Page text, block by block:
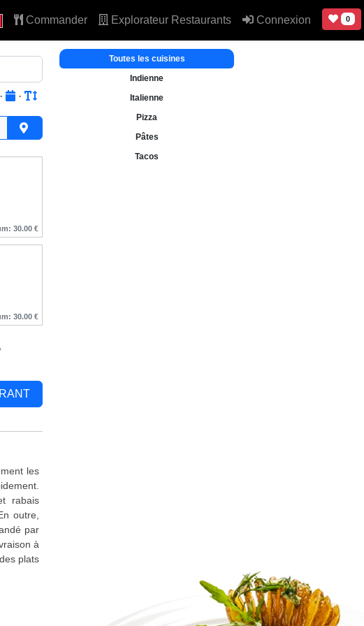
Commander Explorateur Restaurants Connexion 0
· ·
30.00 €
30.00 €
Toutes les cuisines
Indienne
Italienne
Pizza
Pâtes
Tacos
les
rabais
outre,
par
à
plats